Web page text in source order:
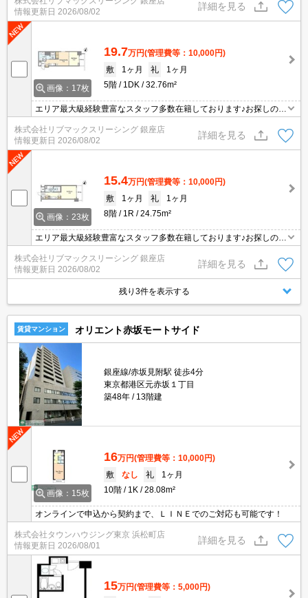
ミーティング可能となりますのでお気軽にお問い合わせ下さい♪相談
だけでも可能です
情報更新日 2026/08/02
詳細を見る
画像：17枚
19.7万円(管理費等：10,000円)
敷
1ヶ月 礼
1ヶ月
5階
1DK 32.76m²
エリア最大級経験豊富なスタッフ多数在籍しております♪お探しのエ
リアや希望駅付近での店舗のご予約も承ります！オンライン内見・
ミーティング可能となりますのでお気軽にお問い合わせ下さい♪相談
だけでも可能です
株式会社リブマックスリーシング 銀座店
情報更新日 2026/08/02
詳細を見る
画像：23枚
15.4万円(管理費等：10,000円)
敷
1ヶ月 礼
1ヶ月
8階
1R 24.75m²
エリア最大級経験豊富なスタッフ多数在籍しております♪お探しのエ
リアや希望駅付近での店舗のご予約も承ります！オンライン内見・
ミーティング可能となりますのでお気軽にお問い合わせ下さい♪相談
だけでも可能です
株式会社リブマックスリーシング 銀座店
情報更新日 2026/08/02
詳細を見る
残り3件を表示する
賃貸マンション オリエント赤坂モートサイド
銀座線/赤坂見附駅 徒歩4分
東京都港区元赤坂１丁目
築48年
13階建
画像：15枚
16万円(管理費等：10,000円)
敷
なし 礼
1ヶ月
10階
1K 28.08m²
オンラインで申込から契約まで、ＬＩＮＥでのご対応も可能です！
株式会社タウンハウジング東京 浜松町店
情報更新日 2026/08/01
詳細を見る
15万円(管理費等：5,000円)